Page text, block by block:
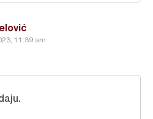
11:39 am